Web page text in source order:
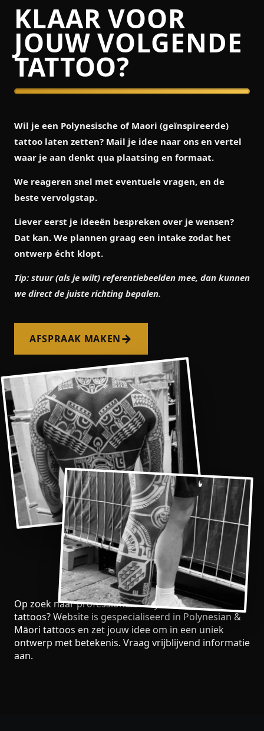
KLAAR VOOR
JOUW VOLGENDE
TATTOO?
Wil je een Polynesische of Maori (geïnspireerde)
tattoo laten zetten? Mail je idee naar ons en vertel
waar je aan denkt qua plaatsing en formaat.
We reageren snel met eventuele vragen, en de
beste vervolgstap.
Liever eerst je ideeën bespreken over je wensen?
Dat kan. We plannen graag een intake zodat het
ontwerp écht klopt.
Tip: stuur (als je wilt) referentiebeelden mee, dan kunnen
we direct de juiste richting bepalen.
AFSPRAAK MAKEN→
Op zoek naar professionele Polynesian & Māori
tattoos? Website is gespecialiseerd in Polynesian &
Māori tattoos en zet jouw idee om in een uniek
ontwerp met betekenis. Vraag vrijblijvend informatie
aan.